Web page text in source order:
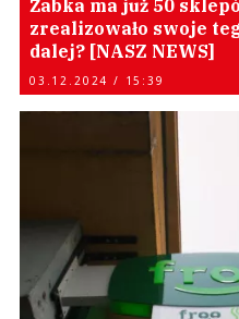
Żabka ma już 50
zrealizowało swoje
dalej? [NASZ NEWS]
03.12.2024 / 15:39